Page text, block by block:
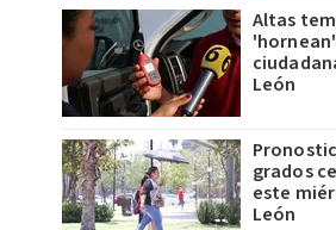
Altas
León
grados
este
León